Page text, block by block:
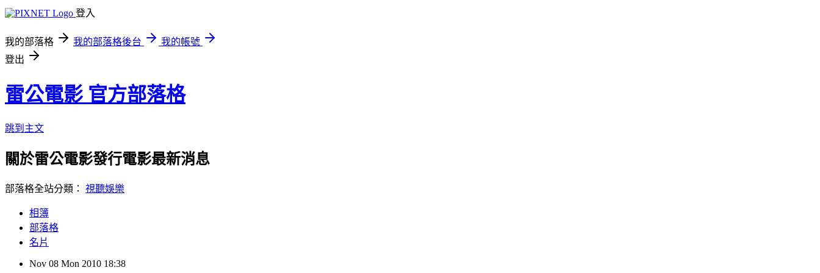
登入
我的部落格 我的部落格後台
我的帳號
登出
雷公電影 官方部落格
跳到主文
關於雷公電影發行電影最新消息
部落格全站分類： 視聽娛樂
相簿
部落格
名片
Nov 08 Mon 2010 18:38